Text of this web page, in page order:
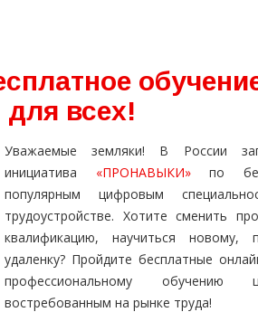
всех!
Уважаемые земляки! В России
инициатива «ПРОНАВЫКИ»по
популярным цифровым
трудоустройстве. Хотите сменить
квалификацию, научиться новому,
удаленку? Пройдите бесплатные
профессиональному обучению
востребованным на рынке труда!